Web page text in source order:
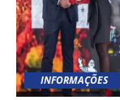
INFORMAÇÕES